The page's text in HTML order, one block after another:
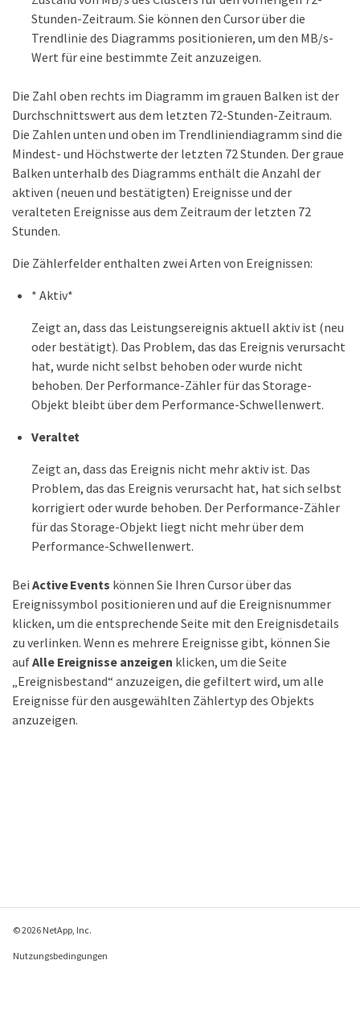
Stunden-Zeitraum. Sie können den Cursor über die
Trendlinie des Diagramms positionieren, um den MB/s-
Wert für eine bestimmte Zeit anzuzeigen.
Die Zahl oben rechts im Diagramm im grauen Balken ist der
Durchschnittswert aus dem letzten 72-Stunden-Zeitraum.
Die Zahlen unten und oben im Trendliniendiagramm sind die
Mindest- und Höchstwerte der letzten 72 Stunden. Der graue
Balken unterhalb des Diagramms enthält die Anzahl der
aktiven (neuen und bestätigten) Ereignisse und der
veralteten Ereignisse aus dem Zeitraum der letzten 72
Stunden.
Die Zählerfelder enthalten zwei Arten von Ereignissen:
* Aktiv*
Zeigt an, dass das Leistungsereignis aktuell aktiv ist (neu
oder bestätigt). Das Problem, das das Ereignis verursacht
hat, wurde nicht selbst behoben oder wurde nicht
behoben. Der Performance-Zähler für das Storage-
Objekt bleibt über dem Performance-Schwellenwert.
Veraltet
Zeigt an, dass das Ereignis nicht mehr aktiv ist. Das
Problem, das das Ereignis verursacht hat, hat sich selbst
korrigiert oder wurde behoben. Der Performance-Zähler
für das Storage-Objekt liegt nicht mehr über dem
Performance-Schwellenwert.
Bei Active Events können Sie Ihren Cursor über das
Ereignissymbol positionieren und auf die Ereignisnummer
klicken, um die entsprechende Seite mit den Ereignisdetails
zu verlinken. Wenn es mehrere Ereignisse gibt, können Sie
aufAlle Ereignisse anzeigen klicken, um die Seite
„Ereignisbestand“ anzuzeigen, die gefiltert wird, um alle
Ereignisse für den ausgewählten Zählertyp des Objekts
anzuzeigen.
© 2026 NetApp, Inc.
Nutzungsbedingungen